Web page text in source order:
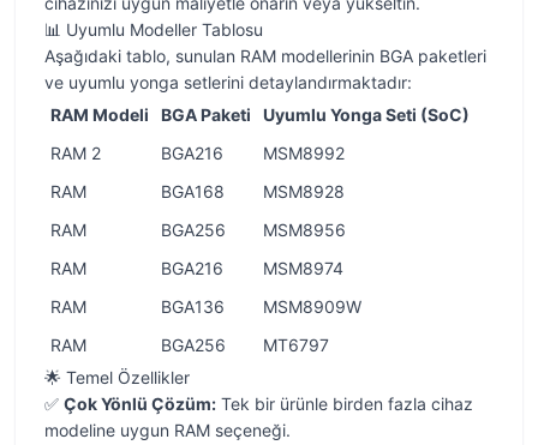
📊 Uyumlu Modeller Tablosu
Aşağıdaki tablo, sunulan RAM modellerinin BGA paketleri
ve uyumlu yonga setlerini detaylandırmaktadır:
RAM Modeli
BGA Paketi
Uyumlu Yonga Seti (SoC)
RAM 2
BGA216
MSM8992
RAM
BGA168
MSM8928
RAM
BGA256
MSM8956
RAM
BGA216
MSM8974
RAM
BGA136
MSM8909W
RAM
BGA256
MT6797
🌟 Temel Özellikler
✅ Çok Yönlü Çözüm: Tek bir ürünle birden fazla cihaz
modeline uygun RAM seçeneği.